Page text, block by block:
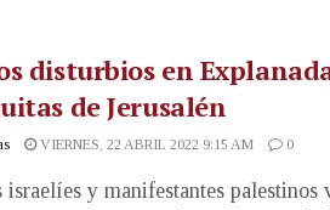
disturbios en
de Jerusalén
VIERNES, 22 ABRIL 2022 9:15 AM 0
israelíes y manifestantes palestinos